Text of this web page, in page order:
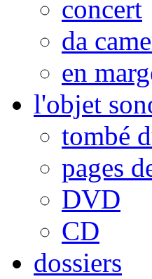
concert
da
en
l'objet
tombé
pages
DVD
CD
dossiers